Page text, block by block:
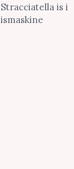
Stracciatella is i
ismaskine